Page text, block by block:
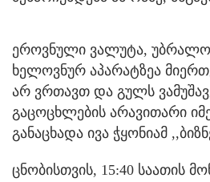
ეროვნული ვალუტა,
ხელოვნურ აპარატზეა
არ ვრთავთ და გულს
გაცოცხლების არავითარი
განაცხადა ივა ჭყონიამ
ცნობისთვის, 15:40 საათის